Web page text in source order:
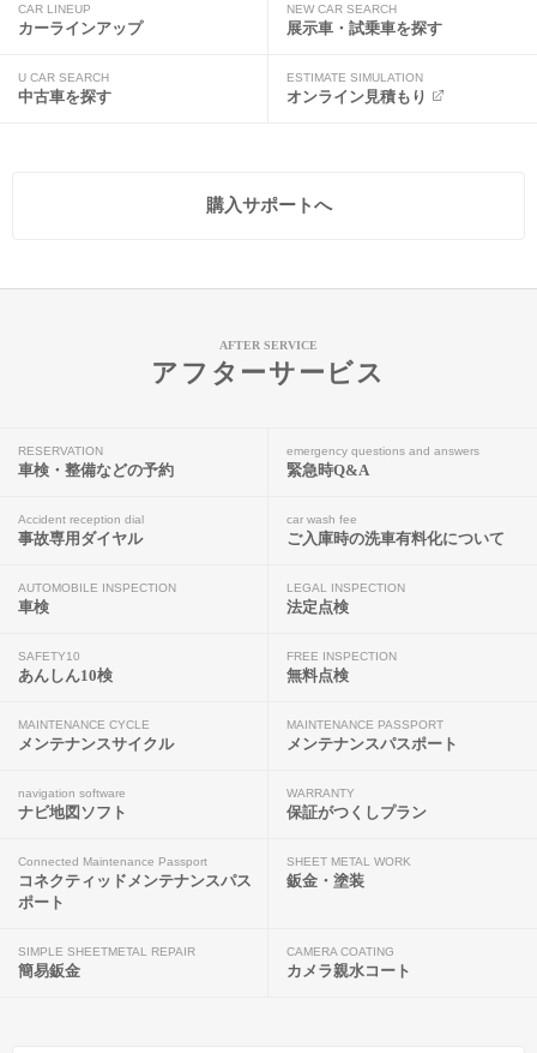
CAR LINEUP
カーラインアップ
NEW CAR SEARCH
展示車・試乗車を探す
U CAR SEARCH
中古車を探す
ESTIMATE SIMULATION
オンライン見積もり
購入サポートへ
AFTER SERVICE
アフターサービス
RESERVATION
車検・整備などの予約
emergency questions and answers
緊急時Q&A
Accident reception dial
事故専用ダイヤル
car wash fee
ご入庫時の洗車有料化について
AUTOMOBILE INSPECTION
車検
LEGAL INSPECTION
法定点検
SAFETY10
あんしん10検
FREE INSPECTION
無料点検
MAINTENANCE CYCLE
メンテナンスサイクル
MAINTENANCE PASSPORT
メンテナンスパスポート
navigation software
ナビ地図ソフト
WARRANTY
保証がつくしプラン
Connected Maintenance Passport
コネクティッドメンテナンスパス
ポート
SHEET METAL WORK
鈑金・塗装
SIMPLE SHEETMETAL REPAIR
簡易鈑金
CAMERA COATING
カメラ親水コート